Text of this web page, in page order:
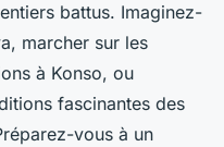
battus. Imaginez-
marcher sur les
à Konso, ou
fascinantes des
vous à un